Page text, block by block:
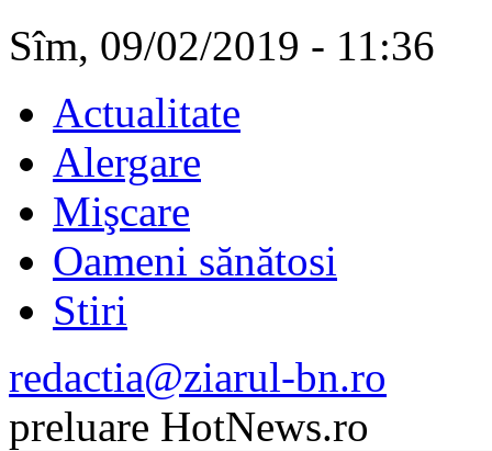
Sîm, 09/02/2019 - 11:36
Actualitate
Alergare
Mişcare
Oameni sănătosi
Stiri
redactia@ziarul-bn.ro
preluare HotNews.ro